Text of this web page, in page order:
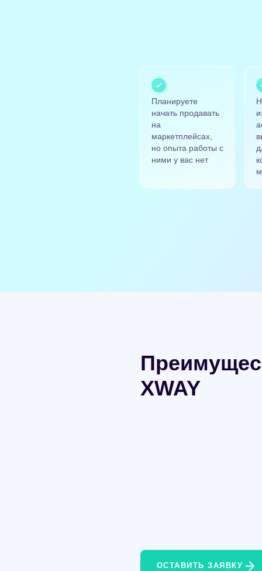
Планируете
начать продавать
на
маркетплейсах,
но опыта работы с
ними у вас нет
XWAY
ОСТАВИТЬ ЗАЯВКУ